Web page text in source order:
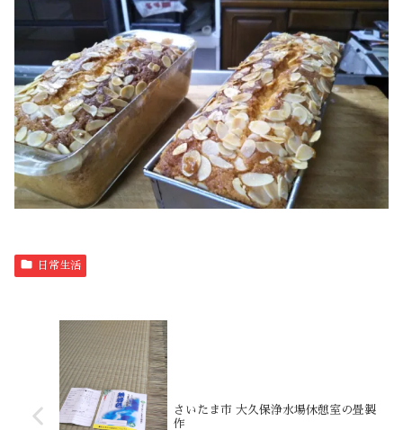
日常生活
さいたま市 大久保浄水場休憩室の畳製
作